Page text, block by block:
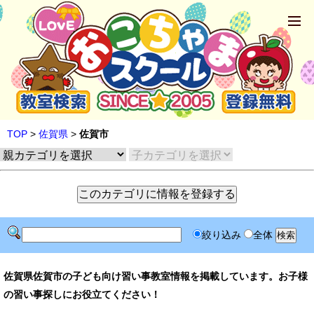
TOP > 佐賀県 > 佐賀市
絞り込み 全体
佐賀県佐賀市の子ども向け習い事教室情報を掲載しています。お子様
の習い事探しにお役立てください！